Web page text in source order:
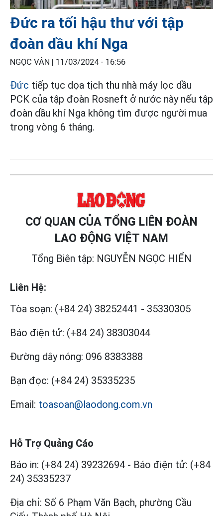
Đức ra tối hậu thư với tập
đoàn dầu khí Nga
NGỌC VÂN | 11/03/2024 - 16:56
Đức tiếp tục dọa tịch thu nhà máy lọc dầu
PCK của tập đoàn Rosneft ở nước này nếu tập
đoàn dầu khí Nga không tìm được người mua
trong vòng 6 tháng.
CƠ QUAN CỦA TỔNG LIÊN ĐOÀN
LAO ĐỘNG VIỆT NAM
Tổng Biên tập: NGUYỄN NGỌC HIỂN
Liên Hệ:
Tòa soạn: (+84 24) 38252441 - 35330305
Báo điện tử: (+84 24) 38303044
Đường dây nóng: 096 8383388
Bạn đọc: (+84 24) 35335235
Email: toasoan@laodong.com.vn
Hỗ Trợ Quảng Cáo
Báo in: (+84 24) 39232694 - Báo điện tử: (+84
24) 35335237
Địa chỉ: Số 6 Phạm Văn Bạch, phường Cầu